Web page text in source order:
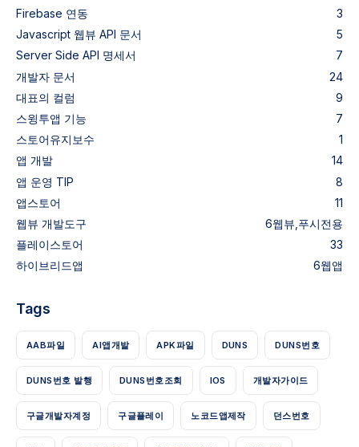
Firebase 연동
3
Javascript 웹뷰 API 문서
5
Server Side API 명세서
7
개발자 문서
24
대표의 컬럼
9
스윙투앱 기능
7
스토어유지보수
1
앱 개발
14
앱 운영 TIP
8
앱스토어
11
웹뷰
웹뷰,푸시전용
개발도구
6
플레이스토어
33
하이브리드앱
웹앱
6
Tags
AAB파일 AI앱개발 APK파일 DUNS DUNS번호
DUNS번호 발행 DUNS번호조회 IOS 개발자가이드
구글개발자계정 구글플레이 노코드앱제작 던스번호